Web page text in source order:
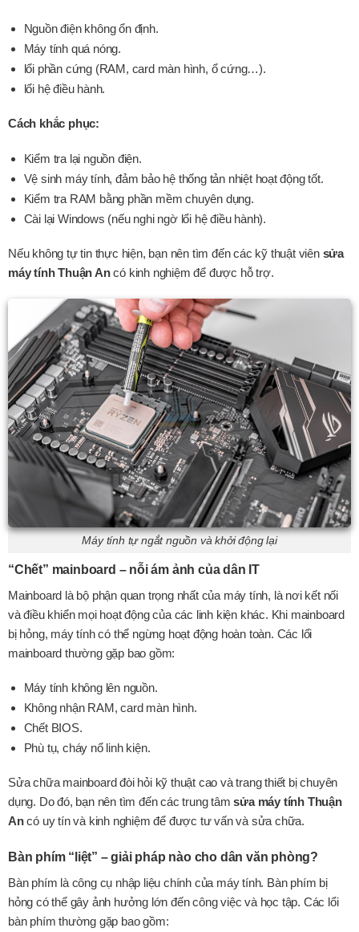
Nguồn điện không ổn định.
Máy tính quá nóng.
lổi phần cứng (RAM, card màn hình, ổ cứng…).
lổi hệ điều hành.
Cách khắc phục:
Kiểm tra lại nguồn điện.
Vệ sinh máy tính, đảm bảo hệ thống tản nhiệt hoạt động tốt.
Kiểm tra RAM bằng phần mềm chuyên dụng.
Cài lại Windows (nếu nghi ngờ lổi hệ điều hành).
Nếu không tự tin thực hiện, bạn nên tìm đến các kỹ thuật viên sửa
máy tính Thuận Ancó kinh nghiệm để được hỗ trợ.
Máy tính tự ngắt nguồn và khởi động lại
“Chết” mainboard – nỗi ám ảnh của dân IT
Mainboard là bộ phận quan trọng nhất của máy tính, là nơi kết nối
và điều khiển mọi hoạt động của các linh kiện khác. Khi mainboard
bị hỏng, máy tính có thể ngừng hoạt động hoàn toàn. Các lổi
mainboard thường gặp bao gồm:
Máy tính không lên nguồn.
Không nhận RAM, card màn hình.
Chết BIOS.
Phù tụ, cháy nổ linh kiện.
Sửa chữa mainboard đòi hỏi kỹ thuật cao và trang thiết bị chuyên
dụng. Do đó, bạn nên tìm đến các trung tâmsửa máy tính Thuận
Ancó uy tín và kinh nghiệm để được tư vấn và sửa chữa.
Bàn phím “liệt” – giải pháp nào cho dân văn phòng?
Bàn phím là công cụ nhập liệu chính của máy tính. Bàn phím bị
hỏng có thể gây ảnh hưởng lớn đến công việc và học tập. Các lổi
bàn phím thường gặp bao gồm: